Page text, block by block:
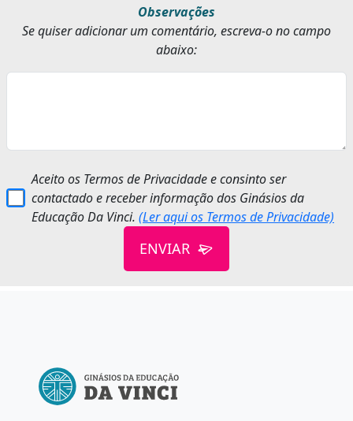
Observações
Se quiser adicionar um comentário, escreva-o no campo
abaixo:
Aceito os Termos de Privacidade e consinto ser
contactado e receber informação dos Ginásios da
Educação Da Vinci.(Ler aqui os Termos de Privacidade)
ENVIAR